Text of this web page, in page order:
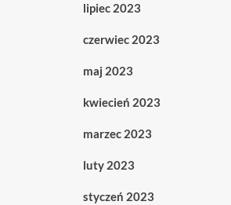
lipiec 2023
czerwiec 2023
maj 2023
kwiecień 2023
marzec 2023
luty 2023
styczeń 2023